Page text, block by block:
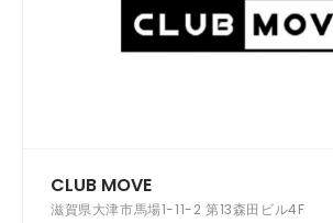
CLUB MOVE
滋賀県大津市馬場1-11-2 第13森田ビル4F